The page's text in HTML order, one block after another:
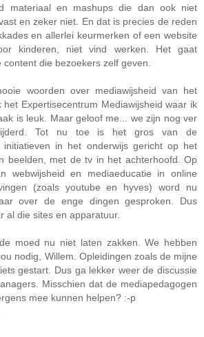
materiaal en mashups die dan ook niet
en zeker niet. En dat is precies de reden
en allerlei keurmerken of een website
kinderen, niet vind werken. Het gaat
content die bezoekers zelf geven.
woorden over mediawijsheid van het
het Expertisecentrum Mediawijsheid waar ik
is leuk. Maar geloof me... we zijn nog ver
Tot nu toe is het gros van de
initiatieven in het onderwijs gericht op het
beelden, met de tv in het achterhoofd. Op
webwijsheid en mediaeducatie in online
(zoals youtube en hyves) word nu
over de enge dingen gesproken. Dus
al die sites en apparatuur.
moed nu niet laten zakken. We hebben
nodig, Willem. Opleidingen zoals de mijne
gestart. Dus ga lekker weer de discussie
Misschien dat de mediapedagogen
mee kunnen helpen? :-p